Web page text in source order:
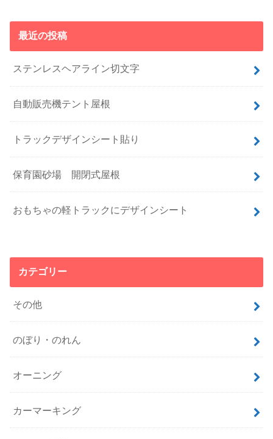
最近の投稿
ステンレスヘアライン切文字
自動販売機テント屋根
トラックデザインシート貼り
保育園砂場 開閉式屋根
おもちゃの軽トラックにデザインシート
カテゴリー
その他
のぼり・のれん
オーニング
カーマーキング